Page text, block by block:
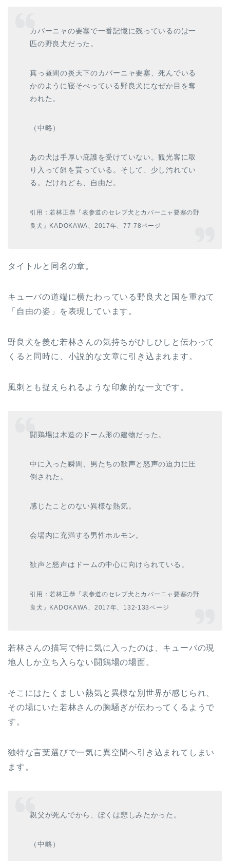
カバーニャの要塞で一番記憶に残っているのは一
匹の野良犬だった。
真っ昼間の炎天下のカバーニャ要塞、死んでいる
かのように寝そべっている野良犬になぜか目を奪
われた。
（中略）
あの犬は手厚い庇護を受けていない。観光客に取
り入って餌を貰っている。そして、少し汚れてい
る。だけれども、自由だ。
引用：若林正恭『表参道のセレブ犬とカバーニャ要塞の野
良犬』KADOKAWA、2017年、77-78ページ
タイトルと同名の章。
キューバの道端に横たわっている野良犬と国を重ねて
「自由の姿」を表現しています。
野良犬を羨む若林さんの気持ちがひしひしと伝わって
くると同時に、小説的な文章に引き込まれます。
風刺とも捉えられるような印象的な一文です。
闘鶏場は木造のドーム形の建物だった。
中に入った瞬間、男たちの歓声と怒声の迫力に圧
倒された。
感じたことのない異様な熱気。
会場内に充満する男性ホルモン。
歓声と怒声はドームの中心に向けられている。
引用：若林正恭『表参道のセレブ犬とカバーニャ要塞の野
良犬』KADOKAWA、2017年、132-133ページ
若林さんの描写で特に気に入ったのは、キューバの現
地人しか立ち入らない闘鶏場の場面。
そこにはたくましい熱気と異様な別世界が感じられ、
その場にいた若林さんの胸騒ぎが伝わってくるようで
す。
独特な言葉選びで一気に異空間へ引き込まれてしまい
ます。
親父が死んでから、ぼくは悲しみたかった。
（中略）